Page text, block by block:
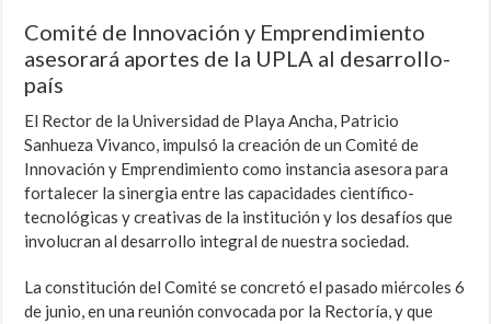
Comité de Innovación y Emprendimiento
asesorará aportes de la UPLA al desarrollo-
país
El Rector de la Universidad de Playa Ancha, Patricio
Sanhueza Vivanco, impulsó la creación de un Comité de
Innovación y Emprendimiento como instancia asesora para
fortalecer la sinergia entre las capacidades científico-
tecnológicas y creativas de la institución y los desafíos que
involucran al desarrollo integral de nuestra sociedad.
La constitución del Comité se concretó el pasado miércoles 6
de junio, en una reunión convocada por la Rectoría, y que